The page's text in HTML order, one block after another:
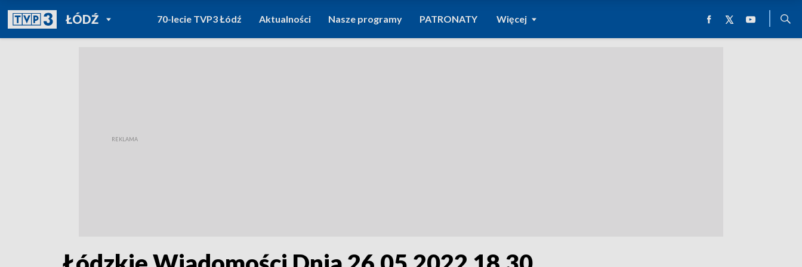
ŁÓDŹPOWRÓT DO
TVP REGIONY
70-lecie TVP3 Łódź Aktualności Nasze programy PATRONATY Więcej